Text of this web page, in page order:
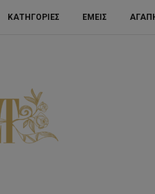
ΚΑΤΗΓΟΡΙΕΣ ΕΜΕΙΣ